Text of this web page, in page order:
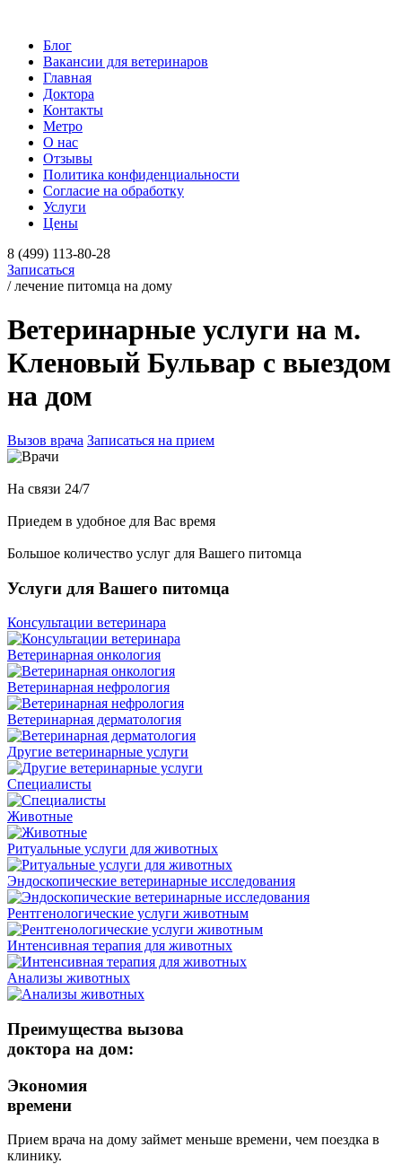
Блог
Вакансии для ветеринаров
Главная
Доктора
Контакты
Метро
О нас
Отзывы
Политика конфиденциальности
Согласие на обработку
Услуги
Цены
8 (499) 113-80-28
Записаться
/ лечение питомца на дому
Ветеринарные услуги на м.
Кленовый Бульвар с выездом
на дом
Вызов врача Записаться на прием
На связи 24/7
Приедем в удобное для Вас время
Большое количество услуг для Вашего питомца
Услуги для Вашего питомца
Консультации ветеринара
Ветеринарная онкология
Ветеринарная нефрология
Ветеринарная дерматология
Другие ветеринарные услуги
Специалисты
Животные
Ритуальные услуги для животных
Эндоскопические ветеринарные исследования
Рентгенологические услуги животным
Интенсивная терапия для животных
Анализы животных
Преимущества вызова
доктора на дом:
Экономия
времени
Прием врача на дому займет меньше времени, чем поездка в
клинику.